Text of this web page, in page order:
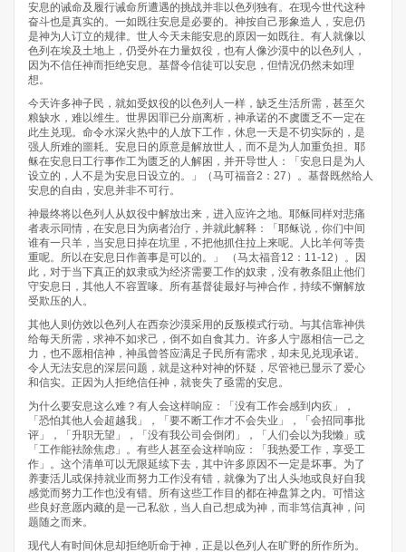
安息的诫命及履行诫命所遭遇的挑战并非以色列独有。在现今世代这种
奋斗也是真实的。一如既往安息是必要的。神按自己形象造人，安息仍
是神为人订立的规律。世人今天未能安息的原因一如既往。有人就像以
色列在埃及土地上，仍受外在力量奴役，也有人像沙漠中的以色列人，
因为不信任神而拒绝安息。基督令信徒可以安息，但情况仍然未如理
想。
今天许多神子民，就如受奴役的以色列人一样，缺乏生活所需，甚至欠
粮缺水，难以维生。世界因罪已分崩离析，神承诺的不虞匮乏不一定在
此生兑现。命令水深火热中的人放下工作，休息一天是不切实际的，是
强人所难的噩耗。安息日的原意是解放世人，而不是为人加重负担。耶
稣在安息日工行事作工为匮乏的人解困，并开导世人：「安息日是为人
设立的，人不是为安息日设立的。」（马可福音2：27）。基督既然给人
安息的自由，安息并非不可行。
神最终将以色列人从奴役中解放出来，进入应许之地。耶稣同样对悲痛
者表示同情，在安息日为病者治疗，并就此解释：「耶稣说，你们中间
谁有一只羊，当安息日掉在坑里，不把他抓住拉上来呢。人比羊何等贵
重呢。所以在安息日作善事是可以的。」 （马太福音12：11-12）。因
此，对于当下真正的奴隶或为经济需要工作的奴隶，没有教条阻止他们
守安息日，其他人不容置喙。所有基督徒最好与神合作，持续不懈解放
受欺压的人。
其他人则仿效以色列人在西奈沙漠采用的反叛模式行动。与其信靠神供
给每天所需，求神不如求己，倒不如自食其力。许多人宁愿相信一己之
力，也不愿相信神，神虽曾答应满足子民所有需求，却未见兑现承诺。
令人无法安息的深层问题，就是这种对神的怀疑，尽管衪已显示了爱心
和信实。正因为人拒绝信任神，就丧失了亟需的安息。
为什么要安息这么难？有人会这样响应：「没有工作会感到内疚」，
「恐怕其他人会超越我」，「要不断工作才不会失业」，「会招同事批
评」，「升职无望」，「没有我公司会倒闭」，「人们会以为我懒」或
「工作能袪除焦虑」。有些人甚至会这样响应：「我热爱工作，享受工
作」。这个清单可以无限延续下去，其中许多原因不一定是坏事。为了
养妻活儿或保持就业而努力工作没有错，就像为了出人头地或良好自我
感觉而努力工作也没有错。所有这些工作目的都在神盘算之内。可惜这
些良好意愿内藏的是一己私欲，当人自己想成为神，而非笃信真神，问
题随之而来。
现代人有时间休息却拒绝听命于神，正是以色列人在旷野的所作所为。